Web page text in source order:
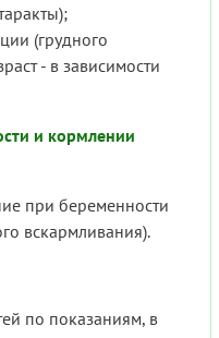
(грудного
- в зависимости
и кормлении
при беременности
вскармливания).
по показаниям, в